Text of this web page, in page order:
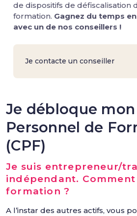
de dispositifs de défiscalisation
formation. Gagnez du temps
avec un de nos conseillers !
Je contacte un conseiller
Je débloque
Personnel de
(CPF)
Je suis entrepreneur/
indépendant.
formation ?
A l’instar des autres actifs, vous